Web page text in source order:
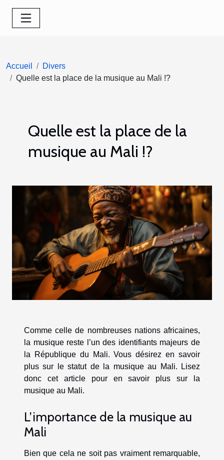
Accueil
Divers
Quelle est la place de la musique au Mali !?
Quelle est la place de la
musique au Mali !?
Comme celle de nombreuses nations africaines,
la musique reste l’un des identifiants majeurs de
la République du Mali. Vous désirez en savoir
plus sur le statut de la musique au Mali. Lisez
donc cet article pour en savoir plus sur la
musique au Mali.
L’importance de la musique au
Mali
Bien que cela ne soit pas vraiment remarquable,